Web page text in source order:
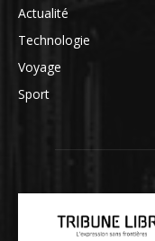
Actualité
Technologie
Voyage
Sport